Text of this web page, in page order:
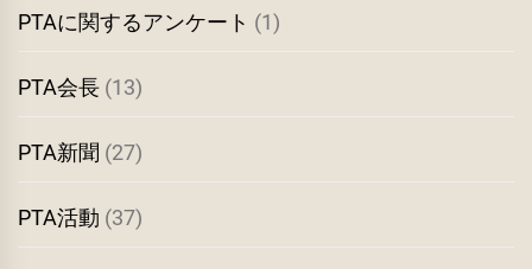
PTAに関するアンケート (1)
PTA会長 (13)
PTA新聞 (27)
PTA活動 (37)